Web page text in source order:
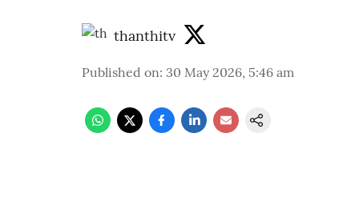
thanthitv
Published on: 30 May 2026, 5:46 am